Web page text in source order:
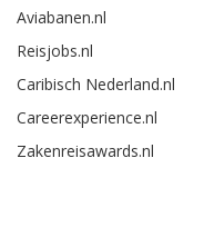
Aviabanen.nl
Reisjobs.nl
Caribisch Nederland.nl
Careerexperience.nl
Zakenreisawards.nl